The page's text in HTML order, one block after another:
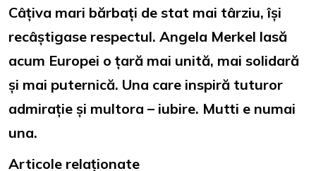
Câțiva mari bărbați de stat mai târziu, își
recâștigase respectul. Angela Merkel lasă
acum Europei o țară mai unită, mai solidară
și mai puternică. Una care inspiră tuturor
admirație și multora – iubire. Mutti e numai
una.
Articole relaționate